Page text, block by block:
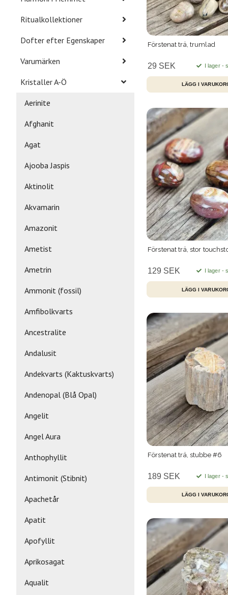
Ritualkollektioner
Dofter efter Egenskaper
Varumärken
Kristaller A-Ö
Aerinite
Afghanit
Agat
Ajooba Jaspis
Aktinolit
Akvamarin
Amazonit
Ametist
Ametrin
Ammonit (fossil)
Amfibolkvarts
Ancestralite
Andalusit
Andekvarts (Kaktuskvarts)
Andenopal (Blå Opal)
Angelit
Angel Aura
Anthophyllit
Antimonit (Stibnit)
Apachetår
Apatit
Apofyllit
Aprikosagat
Aqualit
Förstenat trä, trumlad
29 SEK I lager -
Förstenat trä, stor
129 SEK I lager -
LÄGG I
Förstenat trä, stubbe #6
189 SEK I lager -